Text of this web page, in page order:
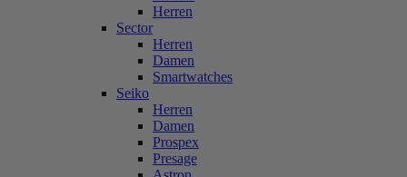
Herren
Sector
Herren
Damen
Smartwatches
Seiko
Herren
Damen
Prospex
Presage